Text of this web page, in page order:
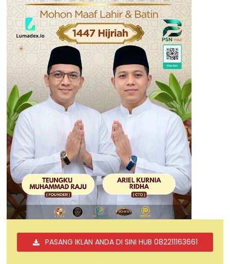
PASANG IKLAN ANDA DI SINI HUB 082211163661